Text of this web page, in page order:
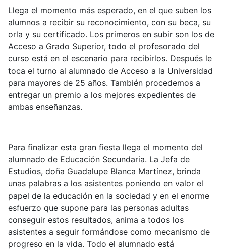
Llega el momento más esperado, en el que suben los
alumnos a recibir su reconocimiento, con su beca, su
orla y su certificado. Los primeros en subir son los de
Acceso a Grado Superior, todo el profesorado del
curso está en el escenario para recibirlos. Después le
toca el turno al alumnado de Acceso a la Universidad
para mayores de 25 años. También procedemos a
entregar un premio a los mejores expedientes de
ambas enseñanzas.
Para finalizar esta gran fiesta llega el momento del
alumnado de Educación Secundaria. La Jefa de
Estudios, doña Guadalupe Blanca Martínez, brinda
unas palabras a los asistentes poniendo en valor el
papel de la educación en la sociedad y en el enorme
esfuerzo que supone para las personas adultas
conseguir estos resultados, anima a todos los
asistentes a seguir formándose como mecanismo de
progreso en la vida. Todo el alumnado está